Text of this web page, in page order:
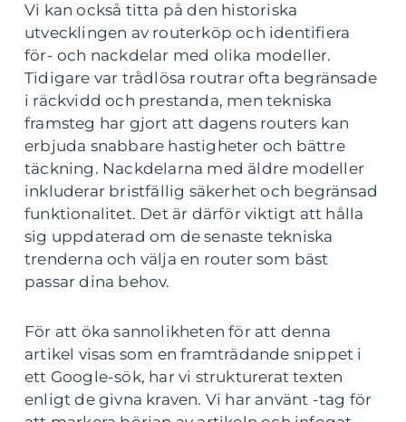
Vi kan också titta på den historiska
utvecklingen av routerköp och identifiera
för- och nackdelar med olika modeller.
Tidigare var trådlösa routrar ofta begränsade
i räckvidd och prestanda, men tekniska
framsteg har gjort att dagens routers kan
erbjuda snabbare hastigheter och bättre
täckning. Nackdelarna med äldre modeller
inkluderar bristfällig säkerhet och begränsad
funktionalitet. Det är därför viktigt att hålla
sig uppdaterad om de senaste tekniska
trenderna och välja en router som bäst
passar dina behov.
För att öka sannolikheten för att denna
artikel visas som en framträdande snippet i
ett Google-sök, har vi strukturerat texten
enligt de givna kraven. Vi har använt -tag för